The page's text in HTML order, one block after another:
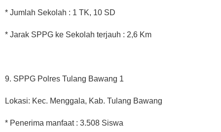
* Jumlah Sekolah : 1 TK, 10 SD
* Jarak SPPG ke Sekolah terjauh : 2,6 Km
9. SPPG Polres Tulang Bawang 1
Lokasi: Kec. Menggala, Kab. Tulang Bawang
* Penerima manfaat : 3.508 Siswa